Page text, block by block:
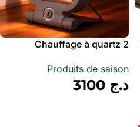
Chauffage à quartz 2
avec Interrupteur de sécurité
– مدفأة كهربائية
Produits de saison
د.ج